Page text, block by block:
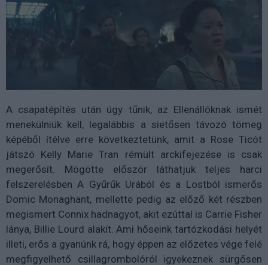
A csapatépítés után úgy tűnik, az Ellenállóknak ismét
menekülniük kell, legalábbis a sietősen távozó tömeg
képéből ítélve erre következtetünk, amit a Rose Ticót
játszó Kelly Marie Tran rémült arckifejezése is csak
megerősít. Mögötte először láthatjuk teljes harci
felszerelésben A Gyűrűk Urából és a Lostból ismerős
Domic Monaghant, mellette pedig az előző két részben
megismert Connix hadnagyot, akit ezúttal is Carrie Fisher
lánya, Billie Lourd alakít. Ami hőseink tartózkodási helyét
illeti, erős a gyanúnk rá, hogy éppen az előzetes vége felé
megfigyelhető csillagrombolóról igyekeznek sürgősen